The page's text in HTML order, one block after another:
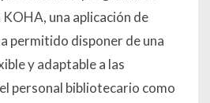
una aplicación de
permitido disponer de una
y adaptable a las
personal bibliotecario como